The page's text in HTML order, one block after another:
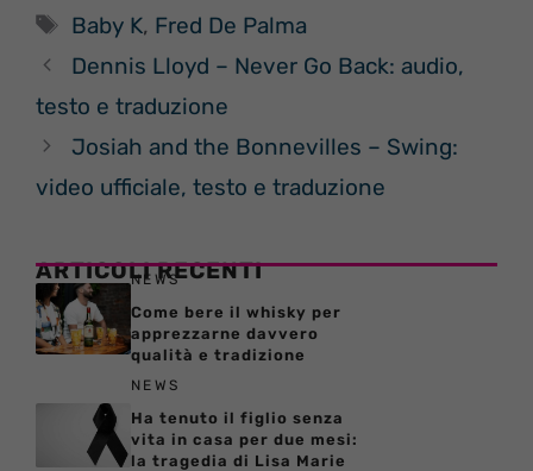
Tag
Baby K, Fred De Palma
Dennis Lloyd – Never Go Back: audio,
testo e traduzione
Josiah and the Bonnevilles – Swing:
video ufficiale, testo e traduzione
ARTICOLI RECENTI
NEWS
Come bere il whisky per
apprezzarne davvero
qualità e tradizione
NEWS
Ha tenuto il figlio senza
vita in casa per due mesi:
la tragedia di Lisa Marie